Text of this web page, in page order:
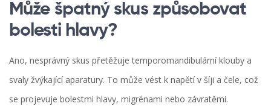
Může špatný skus způsobovat
bolesti hlavy?
Ano, nesprávný skus přetěžuje temporomandibulární klouby a
svaly žvýkající aparatury. To může vést k napětí v šíji a čele, což
se projevuje bolestmi hlavy, migrénami nebo závratěmi.